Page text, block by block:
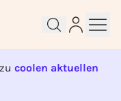
coolen aktuellen